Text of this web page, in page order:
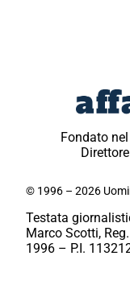
Fondato
© 1996 – 2026
Testata
Marco Scotti,
1996 – P.I.